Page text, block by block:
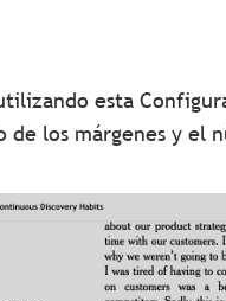
esta
los márgenes y el